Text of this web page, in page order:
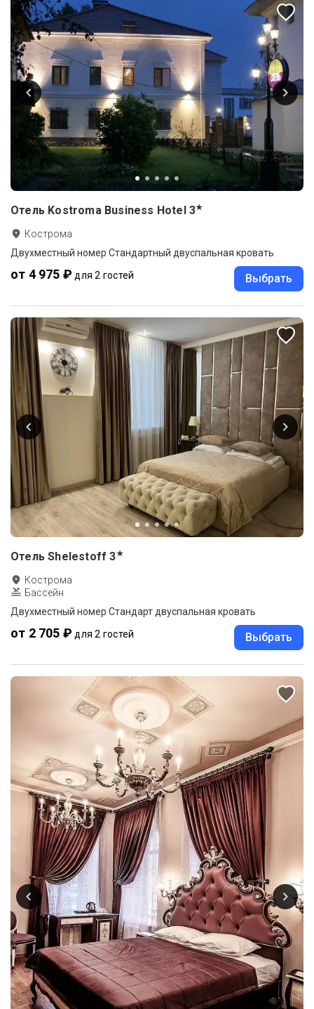
Отель Kostroma Business Hotel 3★
Кострома
Двухместный номер Стандартный двуспальная кровать
от 4 975 ₽ для 2 гостей Выбрать
Отель Shelestoff 3★
Кострома
Бассейн
Двухместный номер Стандарт двуспальная кровать
от 2 705 ₽ для 2 гостей Выбрать